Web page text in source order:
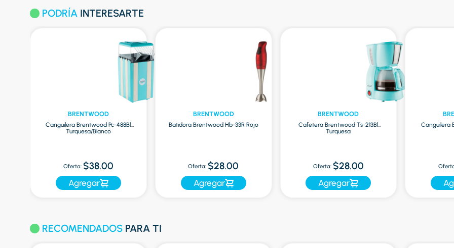
PODRÍA INTERESARTE
BRENTWOOD
Canguilera Brentwood Pc-488Bl
Turquesa/Blanco
Oferta: $38.00
Agregar
BRENTWOOD
Batidora Brentwood Hb-33R Rojo
Oferta: $28.00
Agregar
BRENTWOOD
Cafetera Brentwood Ts-213Bl
Turquesa
Oferta: $28.00
Agregar
Canguilera
RECOMENDADOS PARA TI